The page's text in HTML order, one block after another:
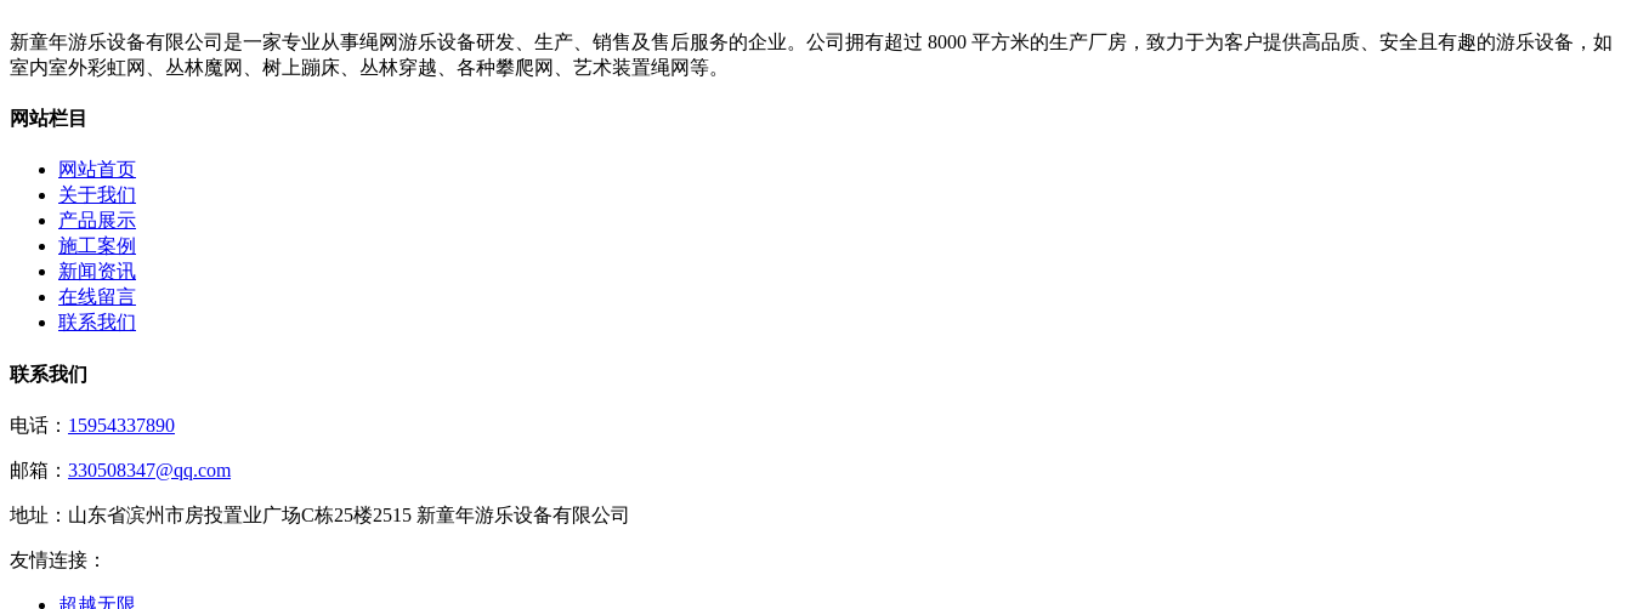
新童年游乐设备有限公司是一家专业从事绳网游乐设备研发、生产、销售及售后服务的企业。公司拥有超过 8000 平方米的生产厂房，致力于为客户提供高品质、安全且有趣的游乐设备，如
室内室外彩虹网、丛林魔网、树上蹦床、丛林穿越、各种攀爬网、艺术装置绳网等。
网站栏目
网站首页
关于我们
产品展示
施工案例
新闻资讯
在线留言
联系我们
联系我们
电话： 15954337890
邮箱： 330508347@qq.com
地址： 山东省滨州市房投置业广场C栋25楼2515 新童年游乐设备有限公司
友情连接：
超越无限